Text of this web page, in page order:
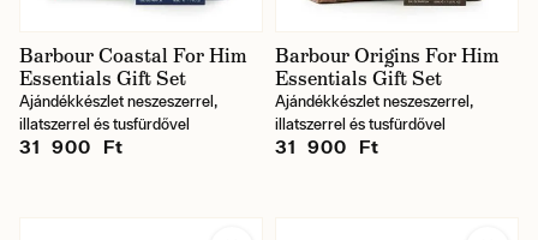
Barbour Coastal For Him
Essentials Gift Set
Ajándékkészlet neszeszerrel,
illatszerrel és tusfürdővel
31 900 Ft
Barbour Origins For Him
Essentials Gift Set
Ajándékkészlet neszeszerrel,
illatszerrel és tusfürdővel
31 900 Ft